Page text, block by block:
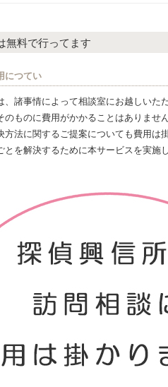
無料で行ってます
につてい
、諸事情によって相談室にお越しいた
のものに費用がかかることはありませ
方法に関するご提案についても費用は
とを解決するために本サービスを実施